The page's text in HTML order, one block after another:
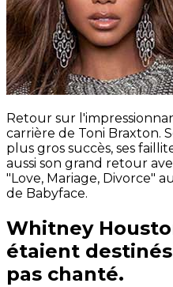
Retour sur
carrière de Toni Braxton.
plus gros succès, ses
aussi son grand retour
"Love, Mariage, Divorce"
de Babyface.
Whitney
étaient destinés
pas chanté.